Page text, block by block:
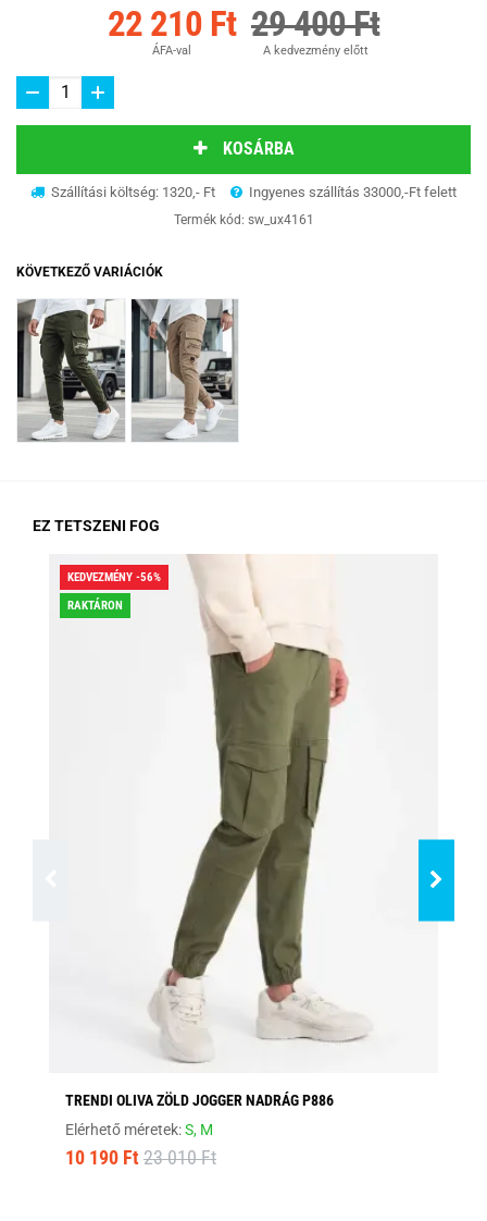
22 210 Ft
ÁFA-val
29 400 Ft
A kedvezmény előtt
KOSÁRBA
Szállítási költség: 1320,- Ft Ingyenes szállítás 33000,-Ft felett
Termék kód: sw_ux4161
KÖVETKEZŐ VARIÁCIÓK
EZ TETSZENI FOG
KEDVEZMÉNY -56%
RAKTÁRON
TRENDI OLIVA ZÖLD JOGGER NADRÁG P886
Elérhető méretek:S, M
10 190 Ft 23 010 Ft